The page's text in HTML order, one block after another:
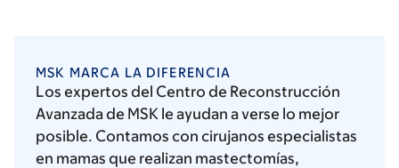
MSK MARCA LA DIFERENCIA
Los expertos del Centro de Reconstrucción
Avanzada de MSK le ayudan a verse lo mejor
posible. Contamos con cirujanos especialistas
en mamas que realizan mastectomías,